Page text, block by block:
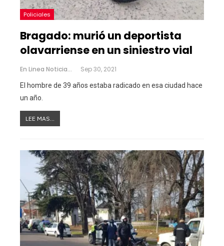
Policiales
Bragado: murió un deportista
olavarriense en un siniestro vial
En Linea Noticias Sep 30, 2021
El hombre de 39 años estaba radicado en esa ciudad hace
un año.
LEE MAS...